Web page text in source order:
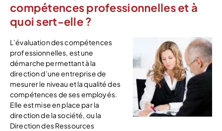
compétences professionnelles et à
quoi sert-elle ?
L’évaluation des compétences
professionnelles, est une
démarche permettant à la
direction d’une entreprise de
mesurer le niveau et la qualité des
compétences de ses employés.
Elle est mise en place par la
direction de la société, ou la
Direction des Ressources